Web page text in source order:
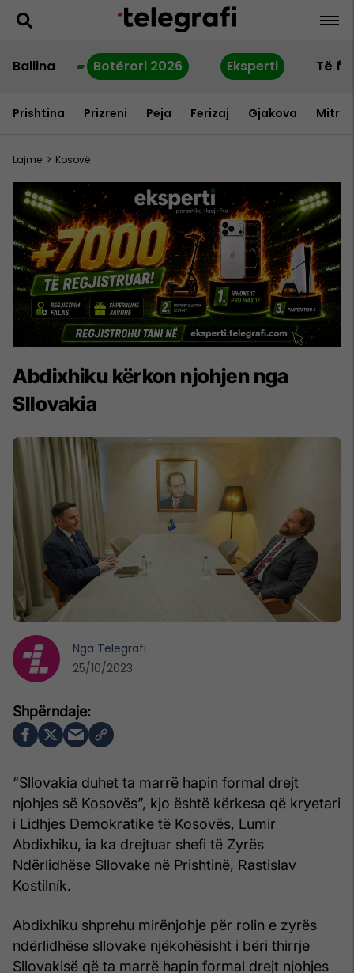
Ballina Botërori 2026 Eksperti Të
Prishtina Prizreni Peja Ferizaj Gjakova
Lajme > Kosovë
Abdixhiku kërkon njohjen nga
Sllovakia
“Sllovakia duhet ta marrë hapin formal drejt
njohjes së Kosovës”, kjo është kërkesa që kryetari
i Lidhjes Demokratike të Kosovës, Lumir
Abdixhiku, ia ka drejtuar shefi të Zyrës
Ndërlidhëse Sllovake në Prishtinë, Rastislav
Kostilník.
Abdixhiku shprehu mirënjohje për rolin e zyrës
ndërlidhëse sllovake njëkohësisht i bëri thirrje
Sllovakisë që ta marrë hapin formal drejt njohjes
Nga Telegrafi
25/10/2023